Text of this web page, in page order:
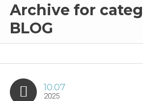
Archive for
BLOG
10.07
2025